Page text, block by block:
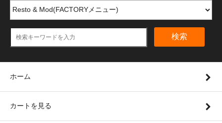
検索
ホーム
カートを見る